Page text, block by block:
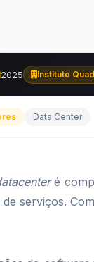
2025 Instituto
Data Center
é
serviços.